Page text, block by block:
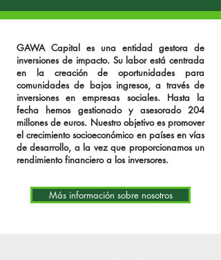
GAWA Capital es una entidad gestora de
inversiones de impacto. Su labor está centrada
en la creación de oportunidades para
comunidades de bajos ingresos, a través de
inversiones en empresas sociales. Hasta la
fecha hemos gestionado y asesorado 204
millones de euros. Nuestro objetivo es promover
el crecimiento socioeconómico en países en vías
de desarrollo, a la vez que proporcionamos un
rendimiento financiero a los inversores.
Más información sobre nosotros